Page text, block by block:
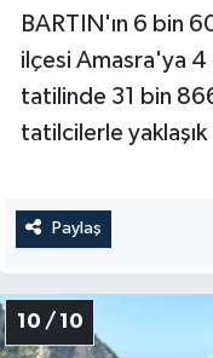
BARTIN'ın 6 bin
ilçesi Amasra'ya 4
tatilinde 31 bin
tatilcilerle
Paylaş
10 / 10